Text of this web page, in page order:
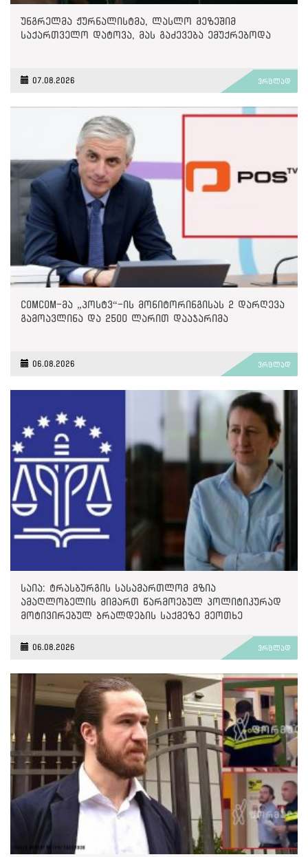
უნგრელმა ჟურნალისტმა, ლასლო მეზეშიმ
საქართველო დატოვა, მას გაძევება ემუქრებოდა
07.08.2026 ვრცლად
ComCom-მა „პოსტვ“-ის მონიტორინგისას 2 დარღევა
გამოავლინა და 2500 ლარით დააჯარიმა
06.08.2026 ვრცლად
საია: ტრასბურგის სასამართლომ მზია
ამაღლობელის მიმართ წარმოებულ პოლიტიკურად
მოტივირებულ ბრალდების საქმეზე მეოთხე
06.08.2026 ვრცლად